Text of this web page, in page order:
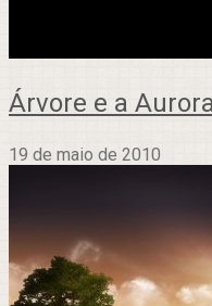
Árvore e a
19 de maio de 2010